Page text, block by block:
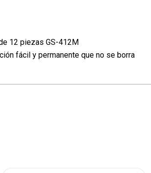
12 piezas GS-412M
fácil y permanente que no se borra